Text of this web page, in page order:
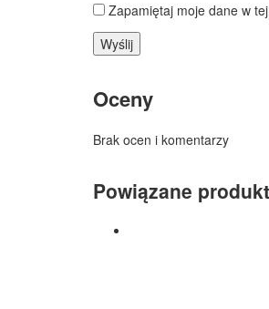
Zapamiętaj moje dane w
Oceny
Brak ocen i komentarzy
Powiązane